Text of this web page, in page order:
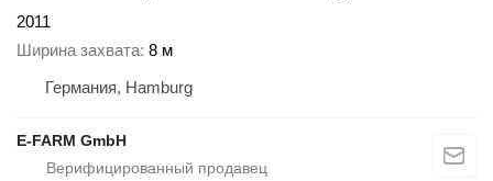
2011
Ширина захвата 8 м
Германия, Hamburg
E-FARM GmbH